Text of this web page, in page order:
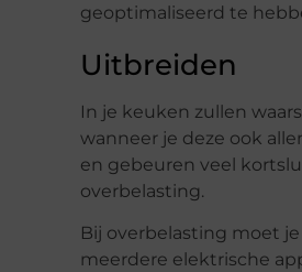
geoptimaliseerd te
Uitbreiden
In je keuken zullen
wanneer je deze ook
en gebeuren veel
overbelasting.
Bij overbelasting moet
meerdere elektrische